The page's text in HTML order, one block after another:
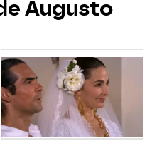
Augusto